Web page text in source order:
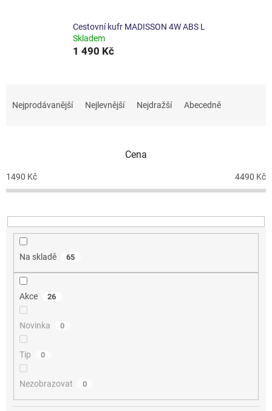
Cestovní kufr MADISSON 4W ABS L
Skladem
1 490 Kč
p
r
u
Nejprodávanější Nejlevnější Nejdražší Abecedně
Cena
1490 Kč 4490 Kč
Na skladě 65
Akce 26
Novinka 0
Tip 0
Nezobrazovat 0